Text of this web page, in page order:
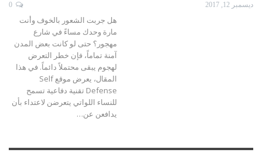
ديسمبر 12, 2017
هل جربت الشعور بالخوف وأنت
مارة وحدك مساءً في شارع
مهجور؟ حتى لو كانت بعض المدن
آمنة تماماً، فإن خطر التعرض
لهجوم يبقى محتملاً دائماً. في هذا
المقال، يعرض موقع Self
Defense تقنية دفاعية تسمح
للنساء اللواتي يتعرضن لاعتداء بأن
يدافعن عن…